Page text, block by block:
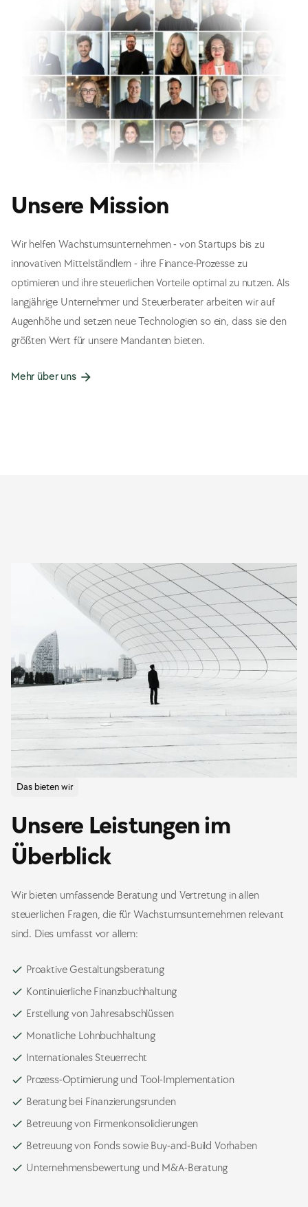
Unsere Mission
Wir helfen Wachstumsunternehmen - von Startups bis zu
innovativen Mittelständlern - ihre Finance-Prozesse zu
optimieren und ihre steuerlichen Vorteile optimal zu nutzen. Als
langjährige Unternehmer und Steuerberater arbeiten wir auf
Augenhöhe und setzen neue Technologien so ein, dass sie den
größten Wert für unsere Mandanten bieten.
Mehr über uns arrow_forward
Das bieten wir
Unsere Leistungen im
Überblick
Wir bieten umfassende Beratung und Vertretung in allen
steuerlichen Fragen, die für Wachstumsunternehmen relevant
sind. Dies umfasst vor allem:
check Proaktive Gestaltungsberatung
check Kontinuierliche Finanzbuchhaltung
check Erstellung von Jahresabschlüssen
check Monatliche Lohnbuchhaltung
check Internationales Steuerrecht
check Prozess-Optimierung und Tool-Implementation
check Beratung bei Finanzierungsrunden
check Betreuung von Firmenkonsolidierungen
check Betreuung von Fonds sowie Buy-and-Build Vorhaben
check Unternehmensbewertung und M&A-Beratung